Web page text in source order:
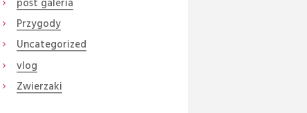
post galeria
Przygody
Uncategorized
vlog
Zwierzaki